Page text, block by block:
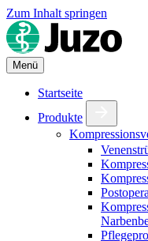
Zum Inhalt springen
Menü
Startseite
Produkte